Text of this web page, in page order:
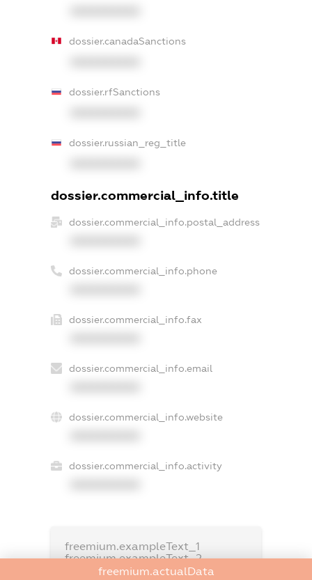
dossier.canadaSanctions
dossier.rfSanctions
dossier.russian_reg_title
dossier.commercial_info.title
dossier.commercial_info.postal_address
dossier.commercial_info.phone
dossier.commercial_info.fax
dossier.commercial_info.email
dossier.commercial_info.website
dossier.commercial_info.activity
freemium.exampleText_1
freemium.exampleText_2
freemium.anonymousPerSearch2
freemium.actualData